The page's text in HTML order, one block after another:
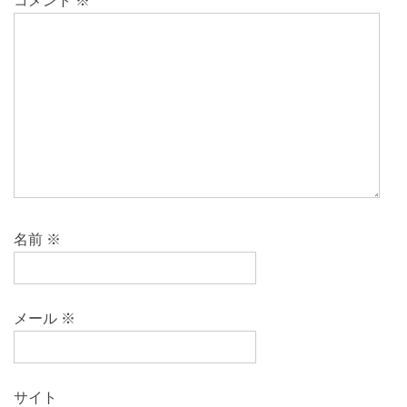
名前 ※
メール ※
サイト